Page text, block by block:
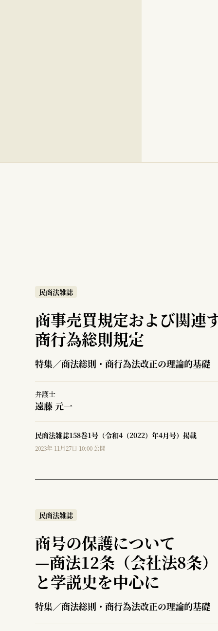
民商法雑誌
商事売買規定および関連
商行為総則規定
特集／商法総則・商行為法改正の理論的基礎
弁護士
遠藤 元一
民商法雑誌158巻1号（令和4（2022）年4月号）掲載
2023年 11月27日 10:00 公開
民商法雑誌
商号の保護について
—商法12条（会社法8条
と学説史を中心に
特集／商法総則・商行為法改正の理論的基礎